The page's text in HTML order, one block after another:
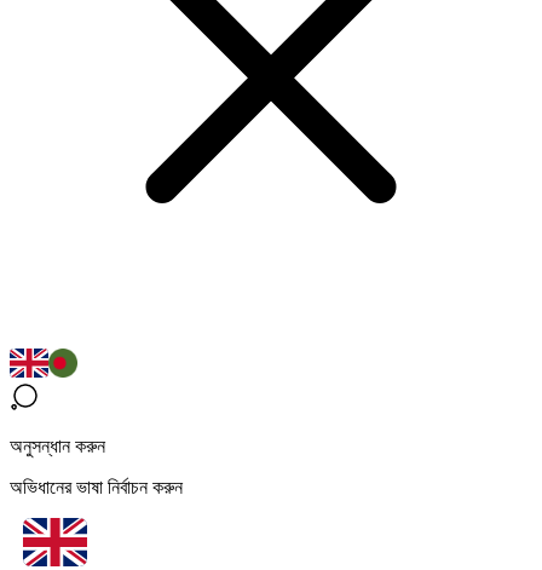
অনুসন্ধান করুন
অভিধানের ভাষা নির্বাচন করুন